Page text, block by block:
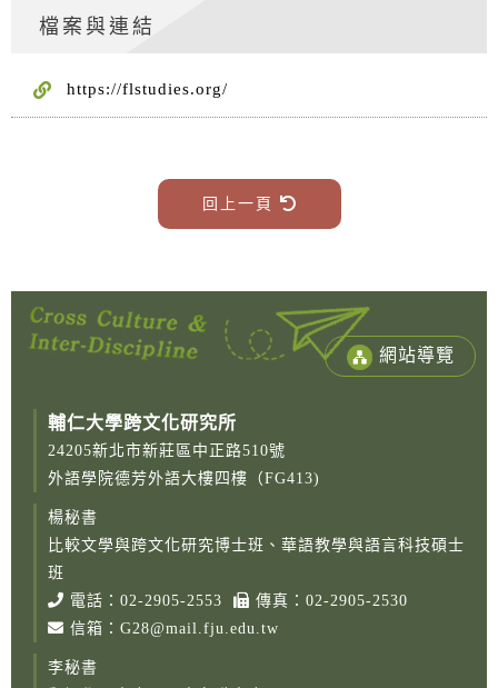
檔案與連結
https://flstudies.org/
回上一頁
網站導覽
輔仁大學跨文化研究所
24205新北市新莊區中正路510號
外語學院德芳外語大樓四樓（FG413)
楊秘書
比較文學與跨文化研究博士班、華語教學與語言科技碩士
班
電話： 02-2905-2553
傳真：02-2905-2530
信箱： G28@mail.fju.edu.tw
李秘書